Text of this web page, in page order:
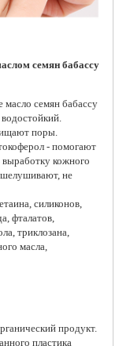
семян бабассу
масло семян бабассу
поры.
- помогают
кожного
не
силиконов,
фталатов,
триклозана,
масла,
продукт.
пластика